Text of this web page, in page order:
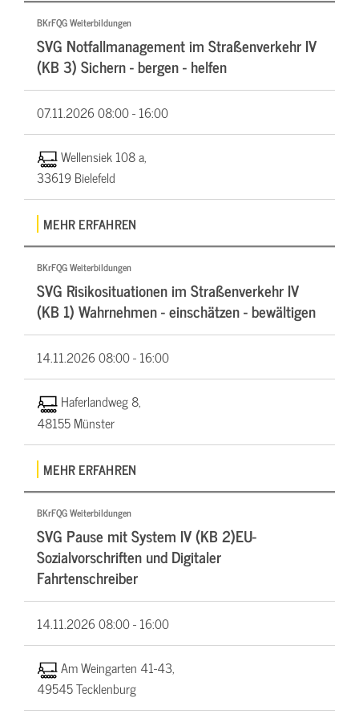
BKrFQG Weiterbildungen
SVG Notfallmanagement im Straßenverkehr IV
(KB 3) Sichern - bergen - helfen
07.11.202608:00 - 16:00
Wellensiek 108 a,
33619 Bielefeld
MEHR ERFAHREN
BKrFQG Weiterbildungen
SVG Risikosituationen im Straßenverkehr IV
(KB 1) Wahrnehmen - einschätzen - bewältigen
14.11.202608:00 - 16:00
Haferlandweg 8,
48155 Münster
MEHR ERFAHREN
BKrFQG Weiterbildungen
SVG Pause mit System IV (KB 2)EU-
Sozialvorschriften und Digitaler
Fahrtenschreiber
14.11.202608:00 - 16:00
Am Weingarten 41-43,
49545 Tecklenburg